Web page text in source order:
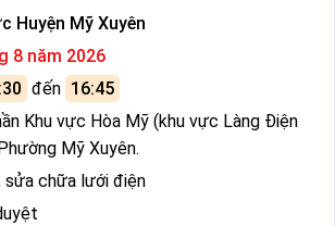
Huyện Mỹ Xuyên
8 năm 2026
đến 16:45
Khu vực Hòa Mỹ (khu vực Làng Điện
Mỹ Xuyên.
sửa chữa lưới điện